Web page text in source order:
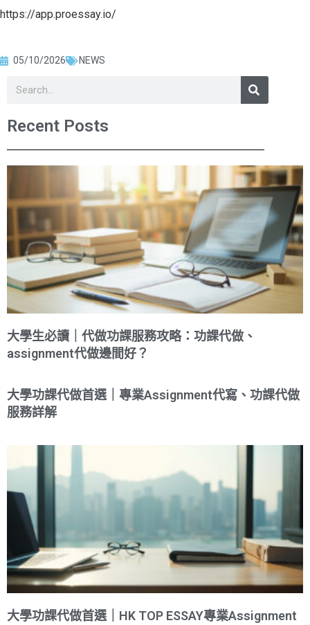
https://app.proessay.io/
05/10/2026 NEWS
Recent Posts
大學生必讀｜代做功課服務攻略：功課代做、
assignment代做邊間好？
大學功課代做首選｜專業Assignment代寫、功課代做
服務詳解
大學功課代做首選｜HK TOP ESSAY專業Assignment